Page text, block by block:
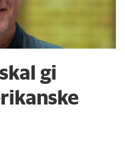
gi